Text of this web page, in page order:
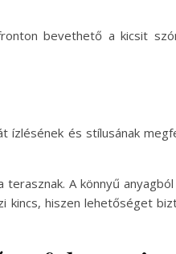
bevethető a kicsit
ízlésének és stílusának
A könnyű
kincs, hiszen lehetőséget